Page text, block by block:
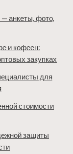
анкеты, фото,
и кофеен:
закупках
для
стоимости
защиты